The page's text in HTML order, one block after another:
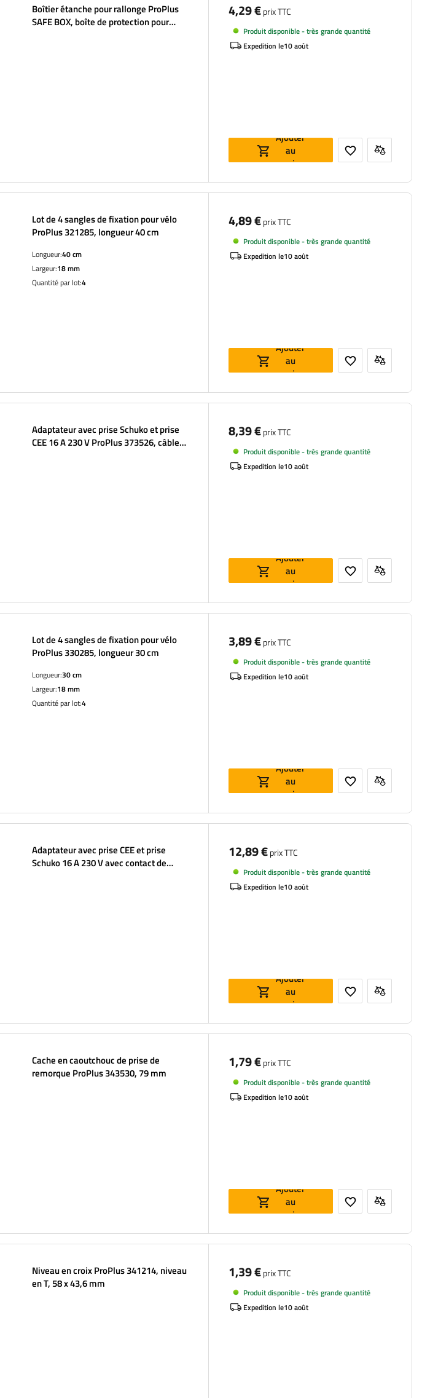
Boîtier étanche pour rallonge ProPlus
SAFE BOX, boîte de protection pour
4,29 €prix TTC
Produit disponible - très grande quantité
Expedition le10 août
Ajouter
au
panier
Lot de 4 sangles de fixation pour vélo
ProPlus 321285, longueur 40 cm
Longueur:40 cm
Largeur:18 mm
Quantité par lot:4
4,89 €prix TTC
Produit disponible - très grande quantité
Expedition le10 août
Ajouter
au
panier
Adaptateur avec prise Schuko et prise
CEE 16 A 230 V ProPlus 373526, câble
8,39 €prix TTC
Produit disponible - très grande quantité
Expedition le10 août
Ajouter
au
panier
Lot de 4 sangles de fixation pour vélo
ProPlus 330285, longueur 30 cm
Longueur:30 cm
Largeur:18 mm
Quantité par lot:4
3,89 €prix TTC
Produit disponible - très grande quantité
Expedition le10 août
Ajouter
au
panier
Adaptateur avec prise CEE et prise
Schuko 16 A 230 V avec contact de
12,89 €prix TTC
Produit disponible - très grande quantité
Expedition le10 août
Ajouter
au
panier
Cache en caoutchouc de prise de
remorque ProPlus 343530, 79 mm
1,79 €prix TTC
Produit disponible - très grande quantité
Expedition le10 août
Ajouter
au
panier
Niveau en croix ProPlus 341214, niveau
en T, 58 x 43,6 mm
1,39 €prix TTC
Produit disponible - très grande quantité
Expedition le10 août